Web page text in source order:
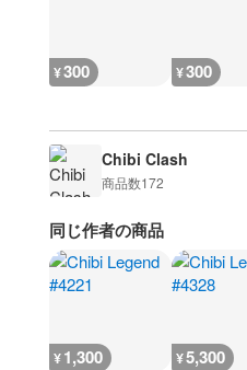
¥300 ¥300
Chibi Clash
商品数172
同じ作者の商品
¥1,300 ¥5,300